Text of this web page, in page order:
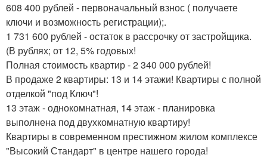
608 400 рублей - первоначальный взнос ( получаете
ключи и возможность регистрации);.
1 731 600 рублей - остаток в рассрочку от застройщика.
(В рублях; от 12, 5% годовых!
Полная стоимость квартир - 2 340 000 рублей!
В продаже 2 квартиры: 13 и 14 этажи! Квартиры с полной
отделкой "под Ключ"!
13 этаж - однокомнатная, 14 этаж - планировка
выполнена под двухкомнатную квартиру!
Квартиры в современном престижном жилом комплексе
"Высокий Стандарт" в центре нашего города!